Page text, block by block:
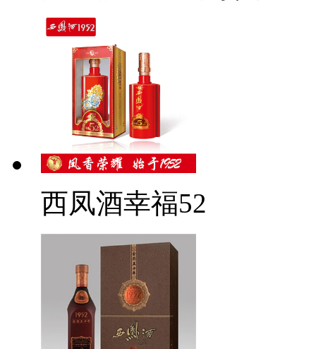
西凤酒幸福52